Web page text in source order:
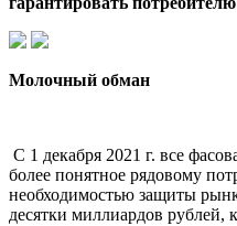
Молочный обман
С 1 декабря 2021 г. все
более понятное рядовому
необходимостью защиты
десятки миллиардов рублей,